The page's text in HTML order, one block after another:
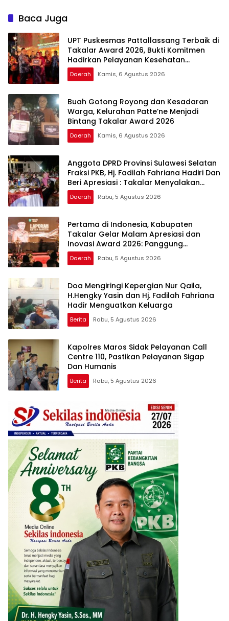
Keluarga
Baca Juga
UPT Puskesmas Pattallassang Terbaik di
Takalar Award 2026, Bukti Komitmen
Hadirkan Pelayanan Kesehatan
Berkualitas
Daerah Kamis, 6 Agustus 2026
Buah Gotong Royong dan Kesadaran
Warga, Kelurahan Patte’ne Menjadi
Bintang Takalar Award 2026
Daerah Kamis, 6 Agustus 2026
Anggota DPRD Provinsi Sulawesi Selatan
Fraksi PKB, Hj. Fadilah Fahriana Hadiri Dan
Beri Apresiasi : Takalar Menyalakan
Lentera Pengabdian Melalui Malam
Apresiasi dan Inovasi Award 2026
Daerah Rabu, 5 Agustus 2026
Pertama di Indonesia, Kabupaten
Takalar Gelar Malam Apresiasi dan
Inovasi Award 2026: Panggung
Penghargaan bagi Pelayan Publik
Berprestasi
Daerah Rabu, 5 Agustus 2026
Doa Mengiringi Kepergian Nur Qaila,
H.Hengky Yasin dan Hj. Fadilah Fahriana
Hadir Menguatkan Keluarga
Berita Rabu, 5 Agustus 2026
Kapolres Maros Sidak Pelayanan Call
Centre 110, Pastikan Pelayanan Sigap
Dan Humanis
Berita Rabu, 5 Agustus 2026